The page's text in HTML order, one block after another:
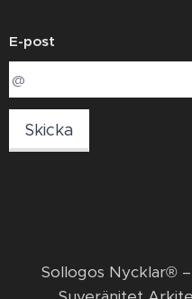
E-post
Skicka
​Sollogos Nycklar®